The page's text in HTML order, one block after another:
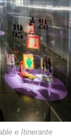
e Itinerante